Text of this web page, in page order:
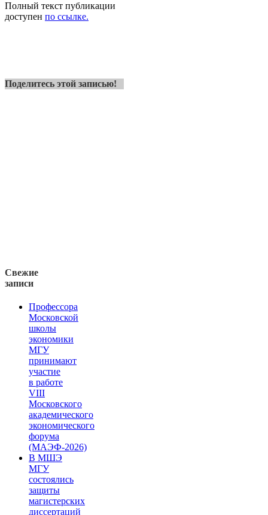
Полный текст публикации
доступен по ссылке.
Поделитесь этой записью!
Свежие
записи
Профессора
Московской
школы
экономики
МГУ
принимают
участие
в работе
VIII
Московского
академического
экономического
форума
(МАЭФ-2026)
В МШЭ
МГУ
состоялись
защиты
магистерских
диссертаций